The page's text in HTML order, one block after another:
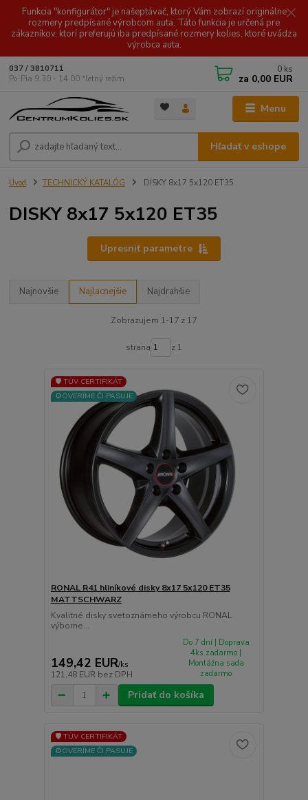
Funkcia "konfigurátor" je našeptávač, ktorý Vám zobrazí originálne
rozmery predpísané výrobcom auta. Táto funkcia je určená pre
zákazníkov, ktorí preferujú iba predpísané rozmery kolies, ktoré uvádza
výrobca auta.
Menu
Hľadať v eshope
037 / 3810711
Po-Pia 9.30 - 14.00 *letný režim
0 ks
za 0,00 EUR
Úvod TECHNICKÝ KATALÓG DISKY 8x17 5x120 ET35
DISKY 8x17 5x120 ET35
Upresniť parametre
Najnovšie Najlacnejšie Najdrahšie
Zobrazujem 1-17 z 17
strana z 1
🛡️ TÜV CERTIFIKÁT
⚙️OVERÍME ČI PASUJE
RONAL R41 hliníkové disky 8x17 5x120 ET35
MATTSCHWARZ
Kvalitné disky svetoznámeho výrobcu RONAL
výborne...
149,42 EUR/ks
121,48 EUR bez DPH
Do 7 dní | Doprava
4ks zadarmo |
Montážna sada
zadarmo
Pridať do košíka
🛡️ TÜV CERTIFIKÁT
⚙️OVERÍME ČI PASUJE